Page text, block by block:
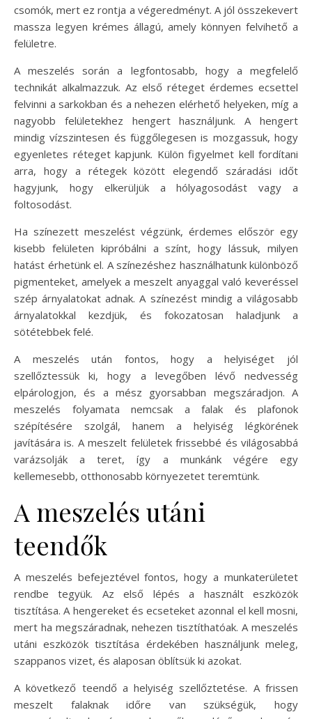
csomók, mert ez rontja a végeredményt. A jól összekevert
massza legyen krémes állagú, amely könnyen felvihető a
felületre.
A meszelés során a legfontosabb, hogy a megfelelő
technikát alkalmazzuk. Az első réteget érdemes ecsettel
felvinni a sarkokban és a nehezen elérhető helyeken, míg a
nagyobb felületekhez hengert használjunk. A hengert
mindig vízszintesen és függőlegesen is mozgassuk, hogy
egyenletes réteget kapjunk. Külön figyelmet kell fordítani
arra, hogy a rétegek között elegendő száradási időt
hagyjunk, hogy elkerüljük a hólyagosodást vagy a
foltosodást.
Ha színezett meszelést végzünk, érdemes először egy
kisebb felületen kipróbálni a színt, hogy lássuk, milyen
hatást érhetünk el. A színezéshez használhatunk különböző
pigmenteket, amelyek a meszelt anyaggal való keveréssel
szép árnyalatokat adnak. A színezést mindig a világosabb
árnyalatokkal kezdjük, és fokozatosan haladjunk a
sötétebbek felé.
A meszelés után fontos, hogy a helyiséget jól
szellőztessük ki, hogy a levegőben lévő nedvesség
elpárologjon, és a mész gyorsabban megszáradjon. A
meszelés folyamata nemcsak a falak és plafonok
szépítésére szolgál, hanem a helyiség légkörének
javítására is. A meszelt felületek frissebbé és világosabbá
varázsolják a teret, így a munkánk végére egy
kellemesebb, otthonosabb környezetet teremtünk.
A meszelés utáni
teendők
A meszelés befejeztével fontos, hogy a munkaterületet
rendbe tegyük. Az első lépés a használt eszközök
tisztítása. A hengereket és ecseteket azonnal el kell mosni,
mert ha megszáradnak, nehezen tisztíthatóak. A meszelés
utáni eszközök tisztítása érdekében használjunk meleg,
szappanos vizet, és alaposan öblítsük ki azokat.
A következő teendő a helyiség szellőztetése. A frissen
meszelt falaknak időre van szükségük, hogy